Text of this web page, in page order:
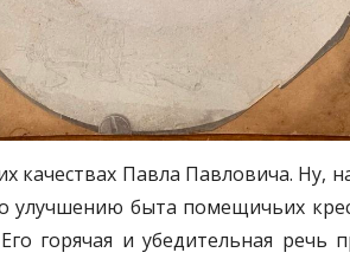
качествах Павла Павловича.
быта помещичьих
горячая и убедительная